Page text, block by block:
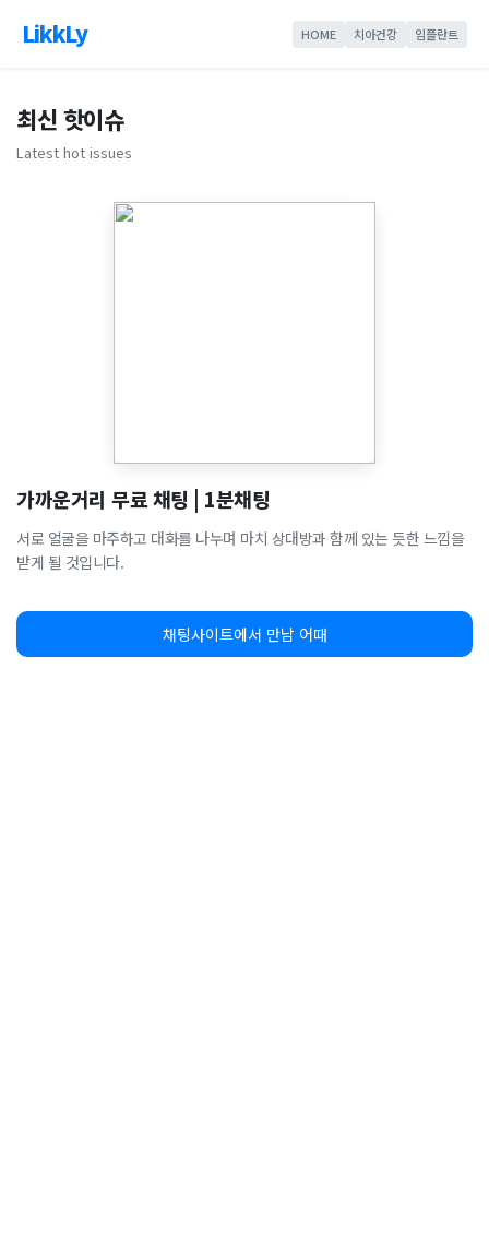
LikkLy HOME 치아건강 임플란트
최신 핫이슈
Latest hot issues
가까운거리 무료 채팅 | 1분채팅
서로 얼굴을 마주하고 대화를 나누며 마치 상대방과 함께 있는 듯한 느낌을
받게 될 것입니다.
채팅사이트에서 만남 어때